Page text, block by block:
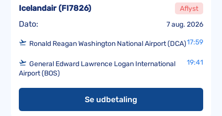
Dato: 7 aug. 2026
Icelandair(FI7826) Aflyst
Ronald Reagan Washington National Airport (DCA)17:59
General Edward Lawrence Logan International
Airport (BOS)
19:41
Se udbetaling